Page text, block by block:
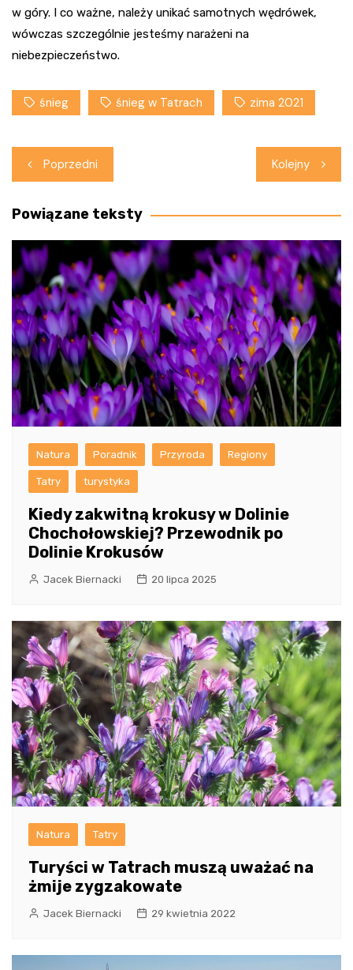
w góry. I co ważne, należy unikać samotnych wędrówek,
wówczas szczególnie jesteśmy narażeni na
niebezpieczeństwo.
śnieg śnieg w Tatrach zima 2021
Nawigacja
wpisu
Poprzedni Kolejny
Powiązane teksty
Natura Poradnik Przyroda Regiony
Tatry turystyka
Kiedy zakwitną krokusy w Dolinie
Chochołowskiej? Przewodnik po
Dolinie Krokusów
Jacek Biernacki 20 lipca 2025
Natura Tatry
Turyści w Tatrach muszą uważać na
żmije zygzakowate
Jacek Biernacki 29 kwietnia 2022